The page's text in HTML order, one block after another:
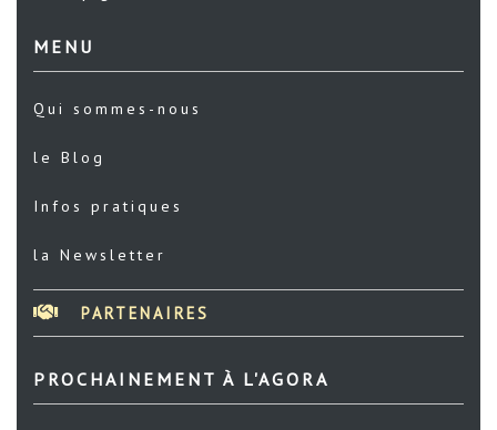
MENU
Qui sommes-nous
le Blog
Infos pratiques
la Newsletter
PARTENAIRES
PROCHAINEMENT À L'AGORA